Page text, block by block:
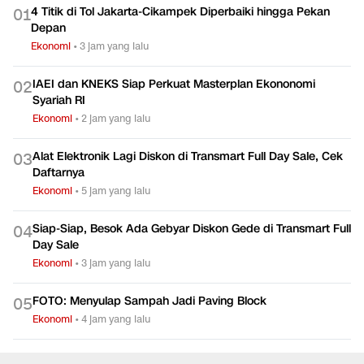
014 Titik di Tol Jakarta-Cikampek Diperbaiki hingga Pekan
Depan
Ekonomi •3 jam yang lalu
02IAEI dan KNEKS Siap Perkuat Masterplan Ekononomi
Syariah RI
Ekonomi •2 jam yang lalu
03Alat Elektronik Lagi Diskon di Transmart Full Day Sale, Cek
Daftarnya
Ekonomi • 5 jam yang lalu
04Siap-Siap, Besok Ada Gebyar Diskon Gede di Transmart Full
Day Sale
Ekonomi •3 jam yang lalu
05FOTO: Menyulap Sampah Jadi Paving Block
Ekonomi •4 jam yang lalu